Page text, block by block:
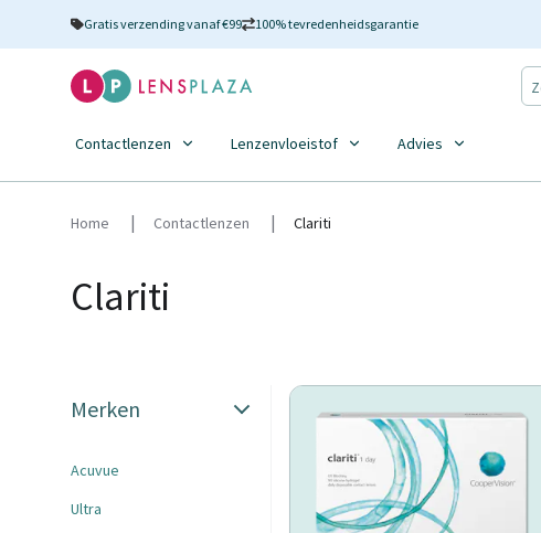
Gratis verzending vanaf €99 100% tevredenheidsgarantie
Contactlenzen Lenzenvloeistof Advies
Home Contactlenzen Clariti
Clariti
Merken
Acuvue
Ultra